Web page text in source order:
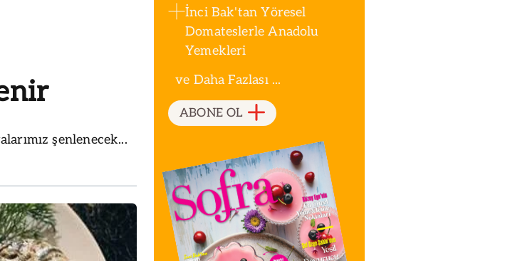
şenlenecek...
İnci Bak'tan Yöresel
Domateslerle Anadolu
Yemekleri
ve Daha Fazlası ...
ABONE OL